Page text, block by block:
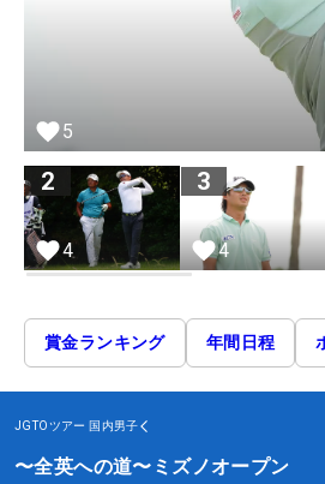
5
2
4
3
4
賞金ランキング 年間日程
JGTOツアー 国内男子
〜全英への道〜ミズノオープン